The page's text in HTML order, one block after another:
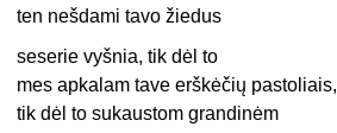
ten nešdami tavo žiedus
seserie vyšnia, tik dėl to
mes apkalam tave erškėčių pastoliais,
tik dėl to sukaustom grandinėm